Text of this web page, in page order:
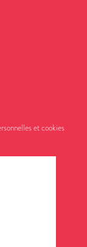
et cookies